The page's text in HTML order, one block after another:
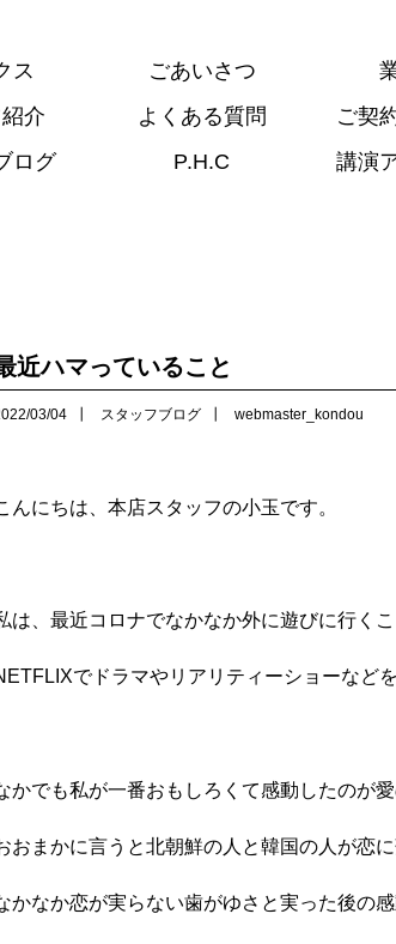
ス ごあいさつ
介
よくある質問 ご契
ログ
P.H.C 講演
近ハマっていること
03/04 スタッフブログ webmaster_kondou
んにちは、本店スタッフの小玉です。
は、最近コロナでなかなか外に遊びに行く
でドラマやリアリティーショーなど
かでも私が一番おもしろくて感動したのが
おまかに言うと北朝鮮の人と韓国の人が恋
かなか恋が実らない歯がゆさと実った後の